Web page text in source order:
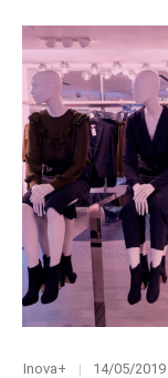
Category
Inova+
Posted
14/05/2019